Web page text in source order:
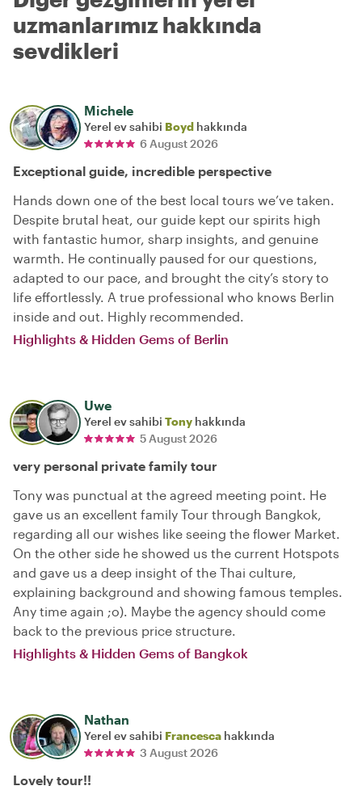
uzmanlarımız hakkında
sevdikleri
Michele
Yerel ev sahibi Boyd hakkında
6 August 2026
Exceptional guide, incredible perspective
Hands down one of the best local tours we’ve taken.
Despite brutal heat, our guide kept our spirits high
with fantastic humor, sharp insights, and genuine
warmth. He continually paused for our questions,
adapted to our pace, and brought the city’s story to
life effortlessly. A true professional who knows Berlin
inside and out. Highly recommended.
Highlights & Hidden Gems of Berlin
Uwe
Yerel ev sahibi Tony hakkında
5 August 2026
very personal private family tour
Tony was punctual at the agreed meeting point. He
gave us an excellent family Tour through Bangkok,
regarding all our wishes like seeing the flower Market.
On the other side he showed us the current Hotspots
and gave us a deep insight of the Thai culture,
explaining background and showing famous temples.
Any time again ;o). Maybe the agency should come
back to the previous price structure.
Highlights & Hidden Gems of Bangkok
Nathan
Yerel ev sahibi Francesca hakkında
3 August 2026
Lovely tour!!